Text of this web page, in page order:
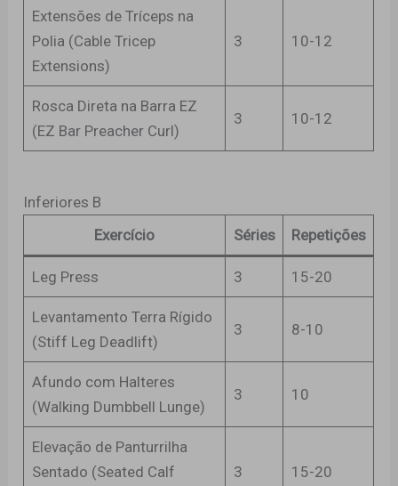
Extensões de Tríceps na
Polia (Cable Tricep
Extensions)
3 10-12
Rosca Direta na Barra EZ
(EZ Bar Preacher Curl)
3 10-12
Inferiores B
Exercício
Séries Repetições
Leg Press 3 15-20
Levantamento Terra Rígido
(Stiff Leg Deadlift)
3 8-10
Afundo com Halteres
(Walking Dumbbell Lunge)
3 10
Elevação de Panturrilha
Sentado (Seated Calf
3 15-20